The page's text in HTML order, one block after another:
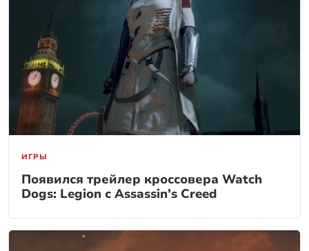
ИГРЫ
Появился трейлер кроссовера Watch
Dogs: Legion с Assassin’s Creed